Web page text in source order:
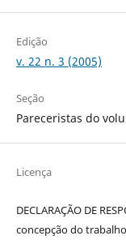
Edição
v. 22 n. 3 (2005)
Seção
Pareceristas do
Licença
DECLARAÇÃO DE
concepção do